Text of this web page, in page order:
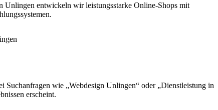
Unlingen entwickeln wir leistungsstarke Online-Shops mit
Suchanfragen wie „Webdesign Unlingen“ oder „Dienstleistung in
erscheint.